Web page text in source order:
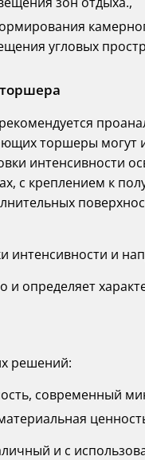
угловых
торшеры могут
интенсивности
с креплением к
интенсивности и
и определяет
решений:
современный
и с